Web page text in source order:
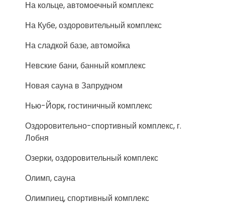
На кольце, автомоечный комплекс
На Кубе, оздоровительный комплекс
На сладкой базе, автомойка
Невские бани, банный комплекс
Новая сауна в Запрудном
Нью-Йорк, гостиничный комплекс
Оздоровительно-спортивный комплекс, г.
Лобня
Озерки, оздоровительный комплекс
Олимп, сауна
Олимпиец, спортивный комплекс